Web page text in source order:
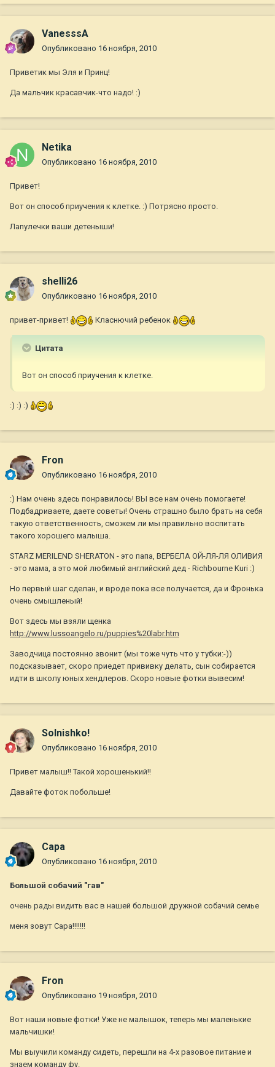
VanesssA
Опубликовано 16 ноября, 2010
Приветик мы Эля и Принц!
Да мальчик красавчик-что надо! :)
Netika
Опубликовано 16 ноября, 2010
Привет!
Вот он способ приучения к клетке. :) Потрясно просто.
Лапулечки ваши детеныши!
shelli26
Опубликовано 16 ноября, 2010
привет-привет! Класнючий ребенок
Цитата
Вот он способ приучения к клетке.
:) :) :)
Fron
Опубликовано 16 ноября, 2010
:) Нам очень здесь понравилось! ВЫ все нам очень помогаете!
Подбадриваете, даете советы! Очень страшно было брать на себя
такую ответственность, сможем ли мы правильно воспитать
такого хорошего малыша.
STARZ MERILEND SHERATON - это папа, ВЕРБЕЛА ОЙ-ЛЯ-ЛЯ ОЛИВИЯ
- это мама, а это мой любимый английский дед - Richbourne Kuri :)
Но первый шаг сделан, и вроде пока все получается, да и Фронька
очень смышленый!
Вот здесь мы взяли щенка
http://www.lussoangelo.ru/puppies%20labr.htm
Заводчица постоянно звонит (мы тоже чуть что у тубки:-))
подсказывает, скоро приедет прививку делать, сын собирается
идти в школу юных хендлеров. Скоро новые фотки вывесим!
Solnishko!
Опубликовано 16 ноября, 2010
Привет малыш!! Такой хорошенький!!
Давайте фоток побольше!
Capa
Опубликовано 16 ноября, 2010
Большой собачий "гав"
очень рады видить вас в нашей большой дружной собачий семье
меня зовут Сара!!!!!!!
Fron
Опубликовано 19 ноября, 2010
Вот наши новые фотки! Уже не малышок, теперь мы маленькие
мальчишки!
Мы выучили команду сидеть, перешли на 4-х разовое питание и
знаем команду фу.